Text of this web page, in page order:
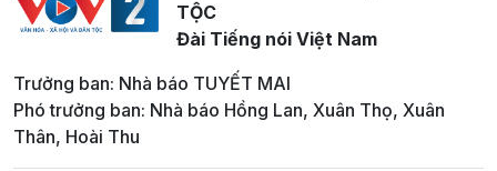
TỘC
Đài Tiếng nói Việt Nam
Trưởng ban: Nhà báo TUYẾT MAI
Phó trưởng ban: Nhà báo Hồng Lan, Xuân Thọ, Xuân
Thân, Hoài Thu